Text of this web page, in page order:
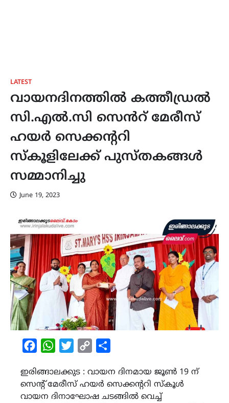
LATEST
വായനദിനത്തിൽ കത്തീഡ്രൽ
സി.എൽ.സി സെൻറ് മേരീസ്
ഹയർ സെക്കൻ്ററി
സ്കൂളിലേക്ക് പുസ്തകങ്ങൾ
സമ്മാനിച്ചു
June 19, 2023
FacebookWhatsAppTwitterCopy
ഇരിങ്ങാലക്കുട : വായന ദിനമായ ജൂൺ 19 ന്
സെൻ്റ് മേരീസ് ഹയർ സെക്കൻ്ററി സ്കൂൾ
വായന ദിനാഘോഷ ചടങ്ങിൽ വെച്ച്